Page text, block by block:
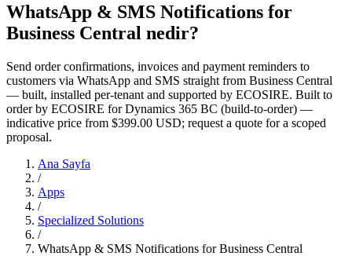
WhatsApp & SMS Notifications for
Business Central nedir?
Send order confirmations, invoices and payment reminders to
customers via WhatsApp and SMS straight from Business Central
— built, installed per-tenant and supported by ECOSIRE. Built to
order by ECOSIRE for Dynamics 365 BC (build-to-order) —
indicative price from $399.00 USD; request a quote for a scoped
proposal.
Ana Sayfa
/
Apps
/
Specialized Solutions
/
WhatsApp & SMS Notifications for Business Central